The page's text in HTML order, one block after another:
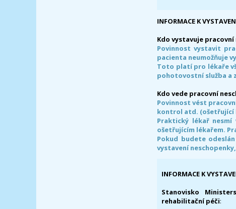
INFORMACE K
Kdo vystavuje
Povinnost vystavit
pacienta neumožňuje
Toto platí pro lékaře
pohotovostní služba a
Kdo vede pracovní
Povinnost vést
kontrol atd. (ošetřující
Praktický lékař
ošetřujícím lékařem.
Pokud budete
vystavení
INFORMACE K
Stanovisko
rehabilitační péči: